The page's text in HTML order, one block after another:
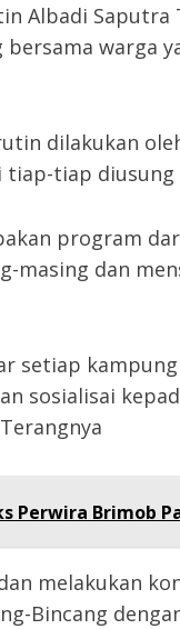
Albadi Saputra
warga
dilakukan
tiap
program
masing dan
setiap
sosialisai
Perwira Brimob
melakukan
Bincang